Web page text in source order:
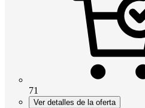
71
Ver detalles de la oferta